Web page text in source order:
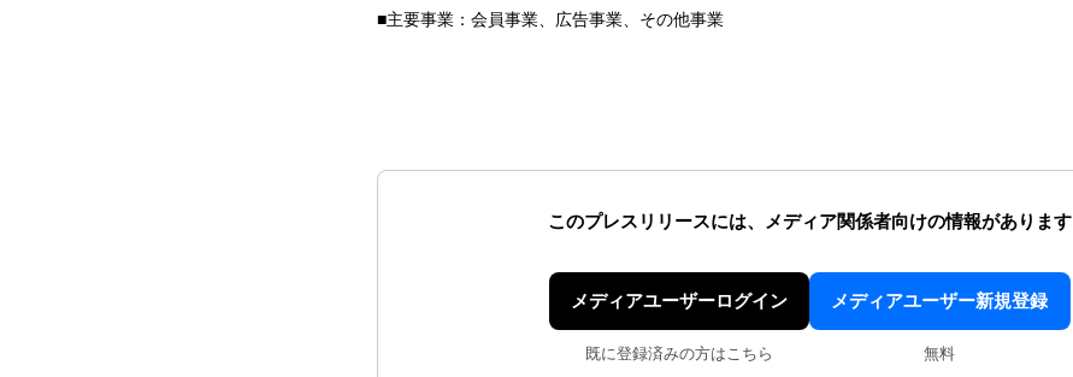
■主要事業：会員事業、広告事業、その他事業
このプレスリリースには、 メディア関係者向けの情報があります
メディアユーザーログイン
既に登録済みの方はこちら
メディアユーザー新規登録
無料